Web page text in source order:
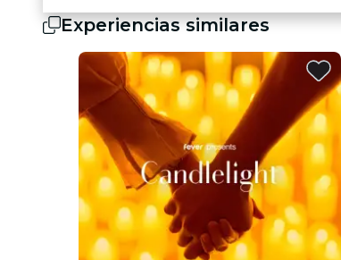
Experiencias similares